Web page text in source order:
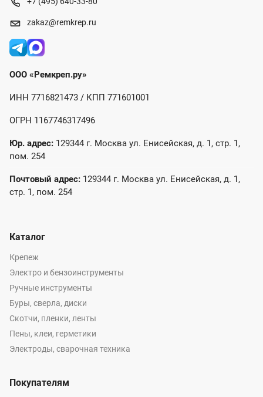
zakaz@remkrep.ru
ООО «Ремкреп.ру»
ИНН 7716821473 / КПП 771601001
ОГРН 1167746317496
Юр. адрес: 129344 г. Москва ул. Енисейская, д. 1, стр. 1,
пом. 254
Почтовый адрес: 129344 г. Москва ул. Енисейская, д. 1,
стр. 1, пом. 254
Каталог
Крепеж
Электро и бензоинструменты
Ручные инструменты
Буры, сверла, диски
Скотчи, пленки, ленты
Пены, клеи, герметики
Электроды, сварочная техника
Покупателям